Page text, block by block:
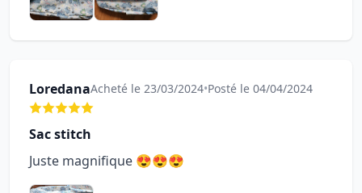
LoredanaAcheté le 23/03/2024•Posté le 04/04/2024
Sac stitch
Juste magnifique 😍😍😍